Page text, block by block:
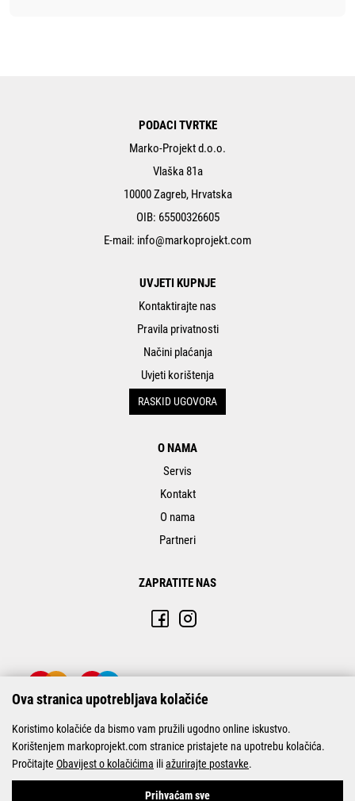
PODACI TVRTKE
Marko-Projekt d.o.o.
Vlaška 81a
10000 Zagreb, Hrvatska
OIB: 65500326605
E-mail: info@markoprojekt.com
UVJETI KUPNJE
Kontaktirajte nas
Pravila privatnosti
Načini plaćanja
Uvjeti korištenja
RASKID UGOVORA
O NAMA
Servis
Kontakt
O nama
Partneri
ZAPRATITE NAS
© Marko-Projekt 2026
Ova stranica upotrebljava kolačiće
Koristimo kolačiće da bismo vam pružili ugodno online iskustvo.
Korištenjem markoprojekt.com stranice pristajete na upotrebu kolačića.
Pročitajte Obavijest o kolačićima iliažurirajte postavke.
Prihvaćam sve